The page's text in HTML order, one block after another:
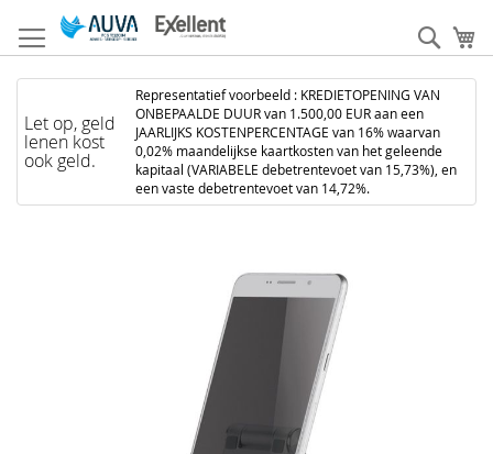
naar
de
inhoud
Let op, geld
lenen kost
ook geld.
Representatief voorbeeld : KREDIETOPENING VAN
ONBEPAALDE DUUR van 1.500,00 EUR aan een
JAARLIJKS KOSTENPERCENTAGE van 16% waarvan
0,02% maandelijkse kaartkosten van het geleende
kapitaal (VARIABELE debetrentevoet van 15,73%), en
een vaste debetrentevoet van 14,72%.